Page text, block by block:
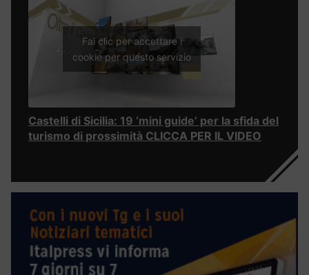
Fai clic per accettare i
cookie per questo servizio
Castelli di Sicilia: 19 ‘mini guide’ per la sfida del
turismo di prossimità CLICCA PER IL VIDEO